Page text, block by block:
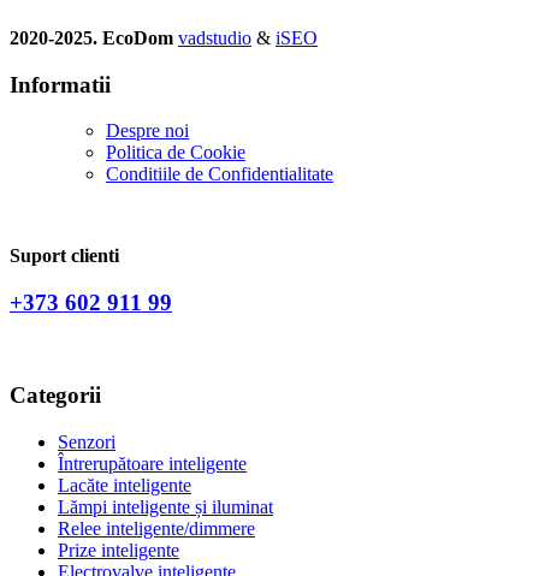
2020-2025. EcoDom vadstudio & iSEO
Informatii
Despre noi
Politica de Сookie
Conditiile de Confidentialitate
Suport clienti
+373 602 911 99
Categorii
Senzori
Întrerupătoare inteligente
Lacăte inteligente
Lămpi inteligente și iluminat
Relee inteligente/dimmere
Prize inteligente